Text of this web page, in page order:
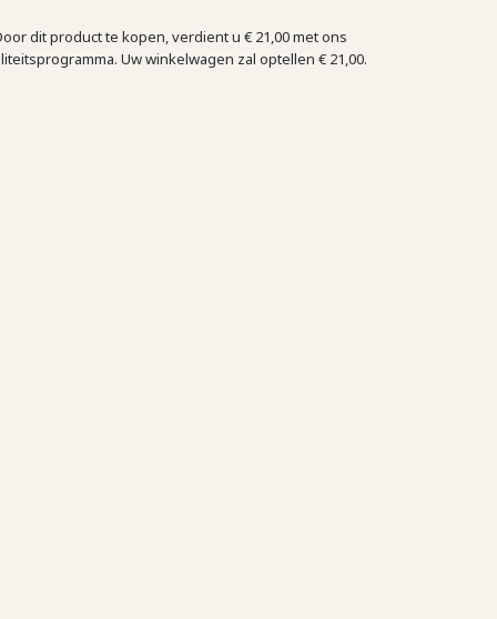
dit product te kopen, verdient u€ 21,00met ons
Uw winkelwagen zal optellen€ 21,00.